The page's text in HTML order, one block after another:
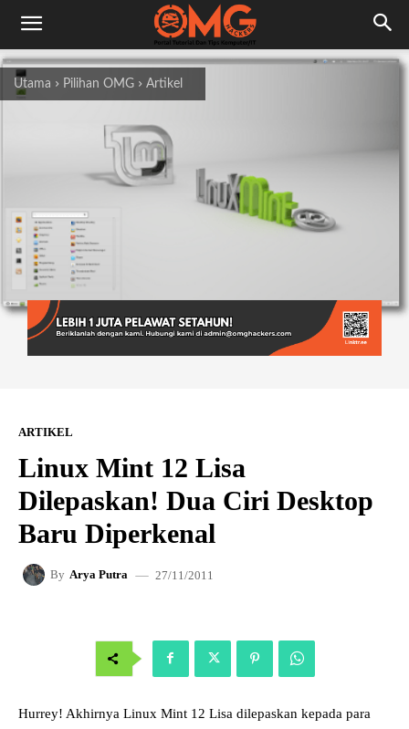
Utama Pilihan OMG Artikel
ARTIKEL
Linux Mint 12 Lisa
Dilepaskan! Dua Ciri Desktop
Baru Diperkenal
By Arya Putra 27/11/2011
Hurrey! Akhirnya Linux Mint 12 Lisa dilepaskan kepada para